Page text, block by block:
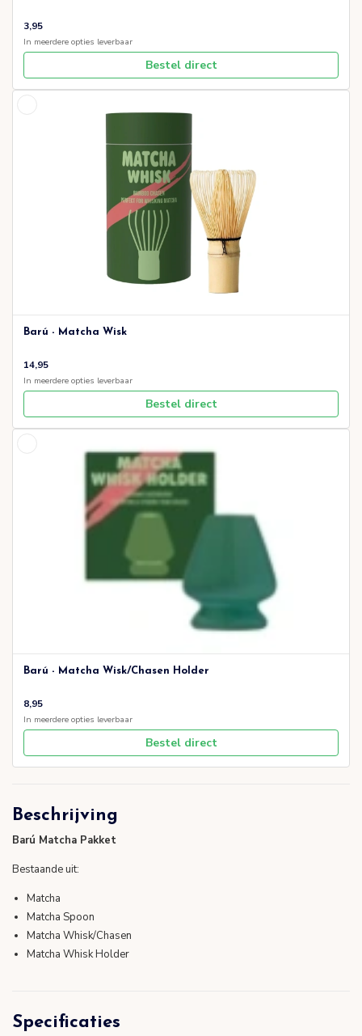
Beschrijving
Barú Matcha Pakket
Bestaande uit:
Matcha
Matcha Spoon
Matcha Whisk/Chasen
Matcha Whisk Holder
Specificaties
3,95
In meerdere opties leverbaar
Bestel direct
Barú - Matcha Wisk
14,95
In meerdere opties leverbaar
Bestel direct
Barú - Matcha Wisk/Chasen Holder
8,95
In meerdere opties leverbaar
Bestel direct